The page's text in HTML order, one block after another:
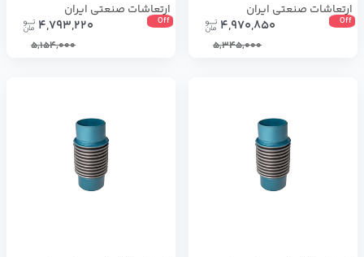
ارتعاشات صنعتی ایران
Off
4,970,850
5,345,000
ارتعاشات صنعتی ایران
Off
4,793,220
5,154,000